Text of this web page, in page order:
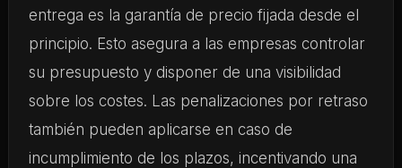
entrega es la garantía de precio fijada desde el
principio. Esto asegura a las empresas controlar
su presupuesto y disponer de una visibilidad
sobre los costes. Las penalizaciones por retraso
también pueden aplicarse en caso de
incumplimiento de los plazos, incentivando una